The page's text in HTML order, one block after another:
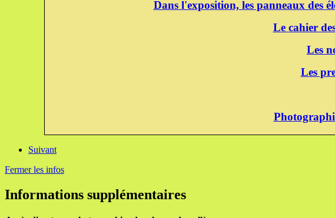
Dans l'exposition, les panneaux des
Le cahier
Les
Les
Suivant
Fermer les infos
Informations supplémentaires